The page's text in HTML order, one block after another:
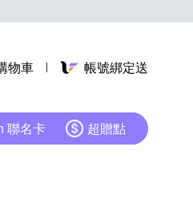
物車 帳號綁定送
聯名卡 超贈點